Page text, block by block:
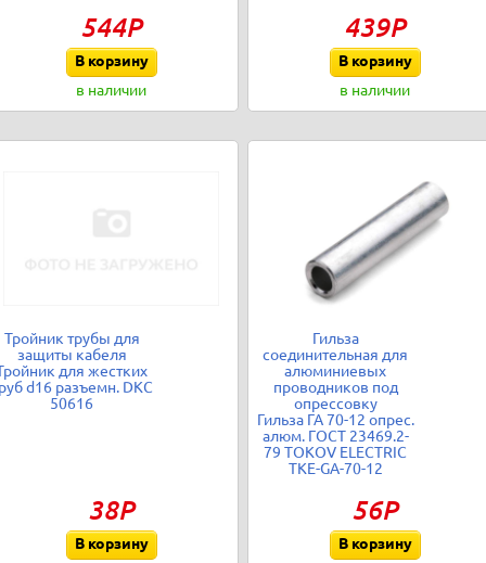
544Р
В корзину
в наличии
439Р
В корзину
в наличии
Тройник трубы для
защиты кабеля
для жестких
d16 разъемн. DKC
50616
38Р
В корзину
Гильза
соединительная для
алюминиевых
проводников под
опрессовку
Гильза ГА 70-12 опрес.
алюм. ГОСТ 23469.2-
79 TOKOV ELECTRIC
TKE-GA-70-12
56Р
В корзину